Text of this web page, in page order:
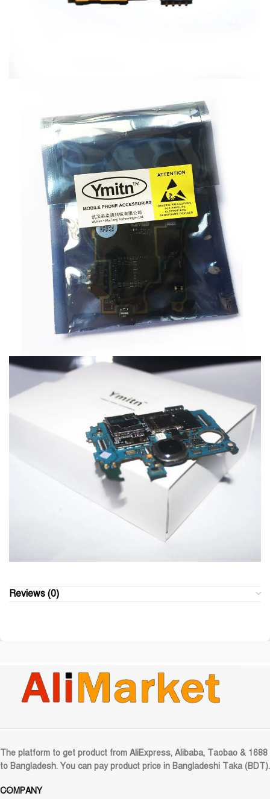
Reviews (0)
The platform to get product from AliExpress, Alibaba, Taobao & 1688
to Bangladesh. You can pay product price in Bangladeshi Taka (BDT).
COMPANY